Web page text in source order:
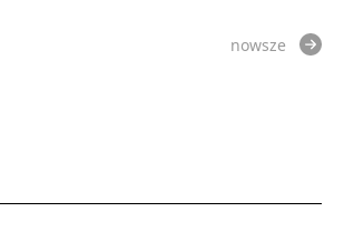
nowsze